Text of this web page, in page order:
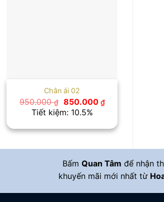
₫.
Chân ái 02
950.000₫
Giá
gốc
là:
850.000 ₫Giá
hiện
850.000 ₫.
Tiết kiệm: 10.5%
Bấm Quan Tâm để nhận
khuyến mãi mới nhất từ